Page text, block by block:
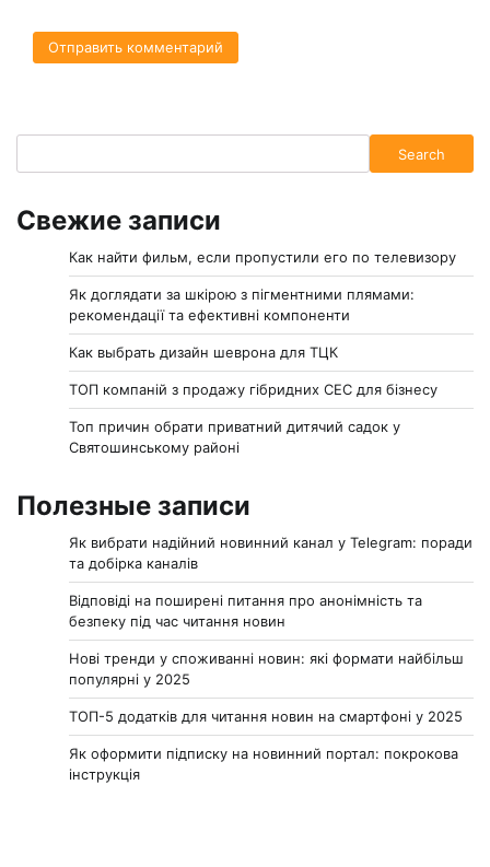
Search
Свежие записи
Как найти фильм, если пропустили его по телевизору
Як доглядати за шкірою з пігментними плямами:
рекомендації та ефективні компоненти
Как выбрать дизайн шеврона для ТЦК
ТОП компаній з продажу гібридних СЕС для бізнесу
Топ причин обрати приватний дитячий садок у
Святошинському районі
Полезные записи
Як вибрати надійний новинний канал у Telegram: поради
та добірка каналів
Відповіді на поширені питання про анонімність та
безпеку під час читання новин
Нові тренди у споживанні новин: які формати найбільш
популярні у 2025
ТОП-5 додатків для читання новин на смартфоні у 2025
Як оформити підписку на новинний портал: покрокова
інструкція